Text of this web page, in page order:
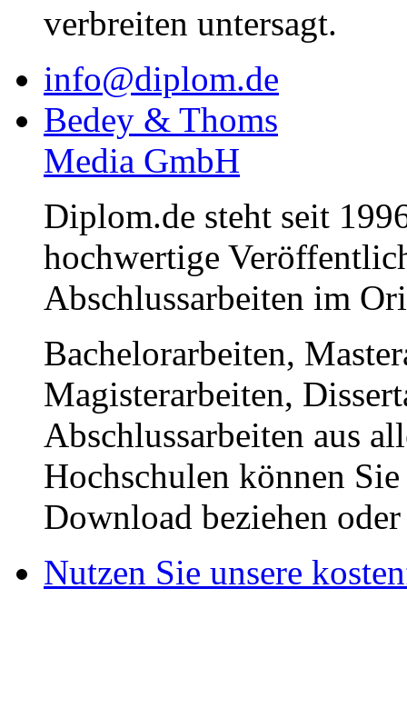
verbreiten untersagt.
info@diplom.de
Bedey & Thoms
Media GmbH
Diplom.de steht seit
hochwertige
Abschlussarbeiten im
Bachelorarbeiten,
Magisterarbeiten,
Abschlussarbeiten aus
Hochschulen können
Download beziehen
Nutzen Sie unsere